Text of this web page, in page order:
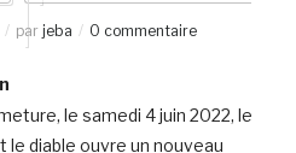
par jeba 0 commentaire
le samedi 4 juin 2022, le
le diable ouvre un nouveau